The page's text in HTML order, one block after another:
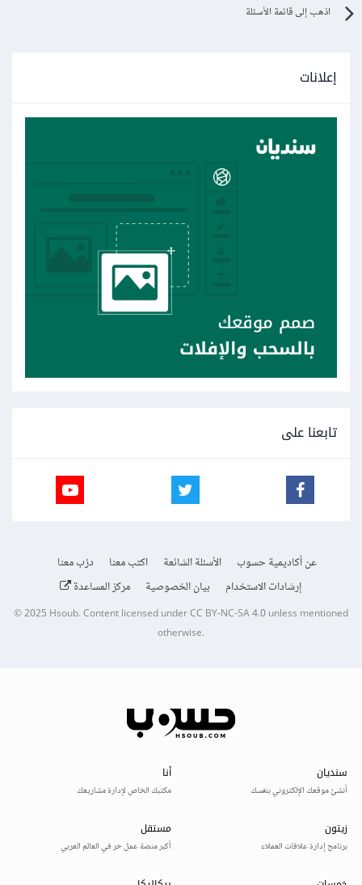
اذهب إلى قائمة الأسئلة
إعلانات
تابعنا على
عن أكاديمية حسوب الأسئلة الشائعة اكتب معنا
درّب معنا
إرشادات الاستخدام
بيان الخصوصية مركز المساعدة
© 2025Hsoub.Content licensed underCC BY-NC-SA 4.0unless mentioned
otherwise.